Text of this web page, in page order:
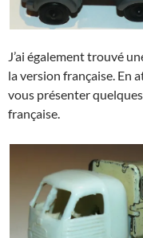
J’ai également trouvé
la version française. En
vous présenter
française.